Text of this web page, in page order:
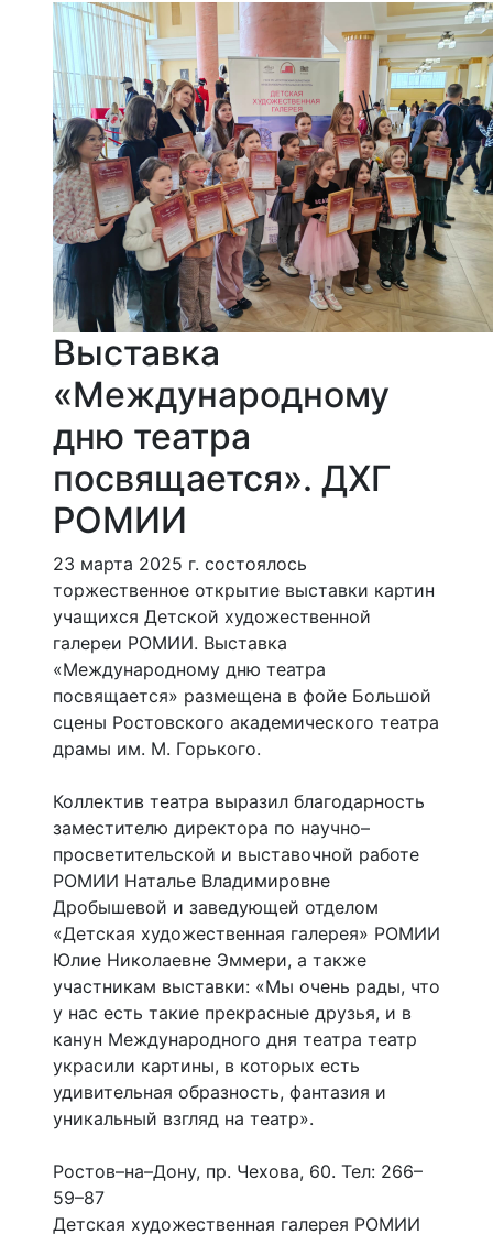
Выставка
«Международному
дню театра
посвящается». ДХГ
РОМИИ
23 марта 2025 г. состоялось
торжественное открытие выставки картин
учащихся Детской художественной
галереи РОМИИ. Выставка
«Международному дню театра
посвящается» размещена в фойе Большой
сцены Ростовского академического театра
драмы им. М. Горького.
Коллектив театра выразил благодарность
заместителю директора по научно–
просветительской и выставочной работе
РОМИИ Наталье Владимировне
Дробышевой и заведующей отделом
«Детская художественная галерея» РОМИИ
Юлие Николаевне Эммери, а также
участникам выставки: «Мы очень рады, что
у нас есть такие прекрасные друзья, и в
канун Международного дня театра театр
украсили картины, в которых есть
удивительная образность, фантазия и
уникальный взгляд на театр».
Ростов–на–Дону, пр. Чехова, 60. Тел: 266–
59–87
Детская художественная галерея РОМИИ